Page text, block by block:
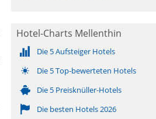
Hotel-Charts Mellenthin
Die 5 Aufsteiger Hotels
Die 5 Top-bewerteten Hotels
Die 5 Preisknüller-Hotels
Die besten Hotels 2026